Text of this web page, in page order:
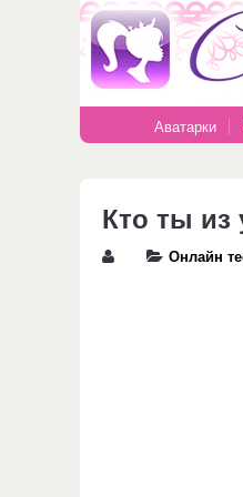
Аватарки
Кто ты из
Онлайн